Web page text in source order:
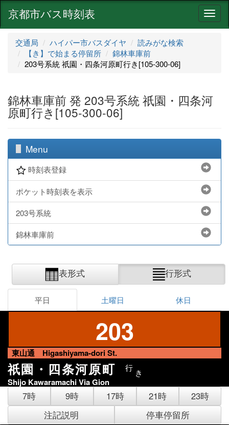
ナ
ビ
京都市バス時刻表
交通局 ハイパー市バスダイヤ
読みがな検索
【き】で始まる停留所
錦林車庫前
203号系統 祇園・四条河原町行き[105-300-06]
錦林車庫前 発 203号系統 祇園・四条河
原町行き[105-300-06]
Menu
時刻表登録
ポケット時刻表を表示
203号系統
錦林車庫前
表形式 行形式
平日 土曜日 休日
203
東山通 Higashiyama-dori St.
祇園・四条河原町 行 き
Shijo Kawaramachi Via Gion
7時 9時 17時 21時
23時
注記説明
停車停留所